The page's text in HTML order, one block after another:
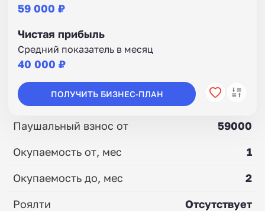
59 000 ₽
Чистая прибыль
Средний показатель в месяц
40 000 ₽
ПОЛУЧИТЬ БИЗНЕС-ПЛАН
Паушальный взнос от
59000
Окупаемость от, мес
1
Окупаемость до, мес
2
Роялти
Отсутствует